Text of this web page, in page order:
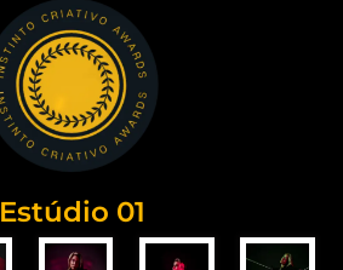
Estúdio 01